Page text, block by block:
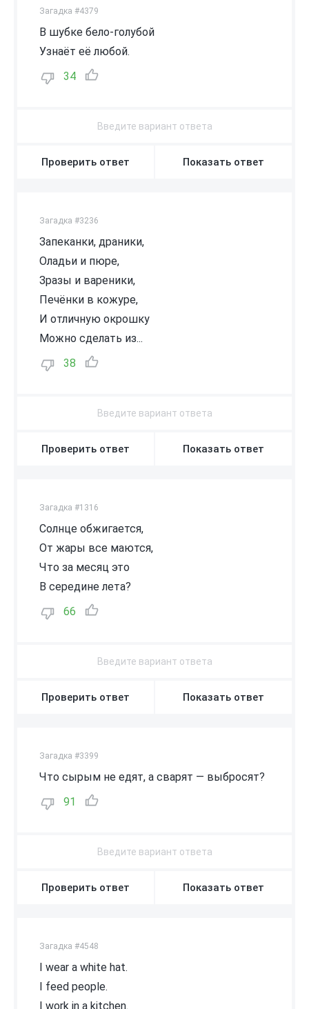
Загадка #4379
В шубке бело-голубой
Узнаёт её любой.
34
Проверить ответ Показать ответ
Загадка #3236
Запеканки, драники,
Оладьи и пюре,
Зразы и вареники,
Печёнки в кожуре,
И отличную окрошку
Можно сделать из...
38
Проверить ответ Показать ответ
Загадка #1316
Солнце обжигается,
От жары все маются,
Что за месяц это
В середине лета?
66
Проверить ответ Показать ответ
Загадка #3399
Что сырым не едят, а сварят — выбросят?
91
Проверить ответ Показать ответ
Загадка #4548
I wear a white hat.
I feed people.
I work in a kitchen.